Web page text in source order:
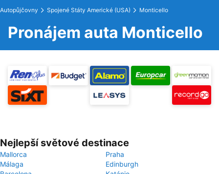
Autopůjčovny Spojené Státy Americké (USA) Monticello
Pronájem auta Monticello
Nejlepší světové destinace
Mallorca
Praha
Málaga
Edinburgh